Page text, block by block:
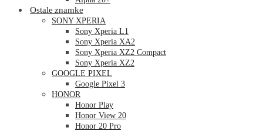
Ostale znamke
SONY XPERIA
Sony Xperia L1
Sony Xperia XA2
Sony Xperia XZ2 Compact
Sony Xperia XZ2
GOOGLE PIXEL
Google Pixel 3
HONOR
Honor Play
Honor View 20
Honor 20 Pro